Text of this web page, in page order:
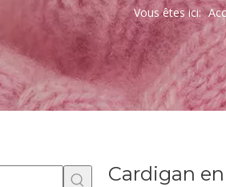
Vous êtes ici:
Cardigan